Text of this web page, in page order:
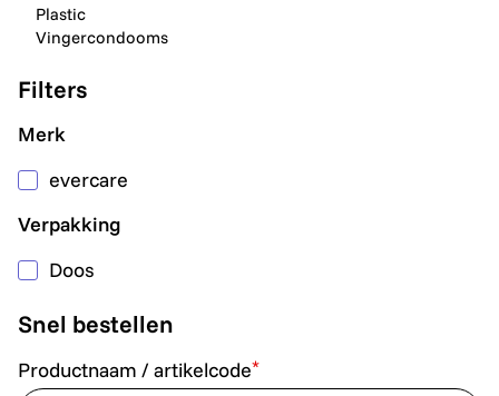
Plastic
Vingercondooms
Filters
Merk
evercare
Verpakking
Doos
Snel bestellen
Productnaam / artikelcode*